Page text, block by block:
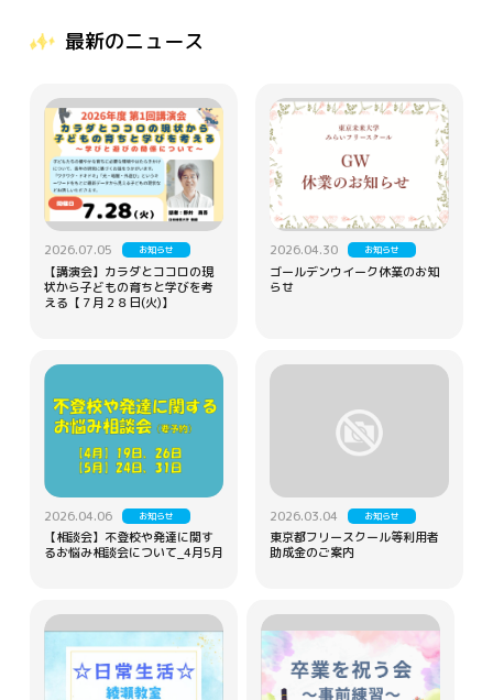
最新のニュース
2026.07.05 お知らせ
【講演会】カラダとココロの現
状から子どもの育ちと学びを考
える【７月２８日(火)】
2026.04.30 お知らせ
ゴールデンウイーク休業のお知
らせ
2026.04.06 お知らせ
【相談会】不登校や発達に関す
るお悩み相談会について_4月5月
2026.03.04 お知らせ
東京都フリースクール等利用者
助成金のご案内